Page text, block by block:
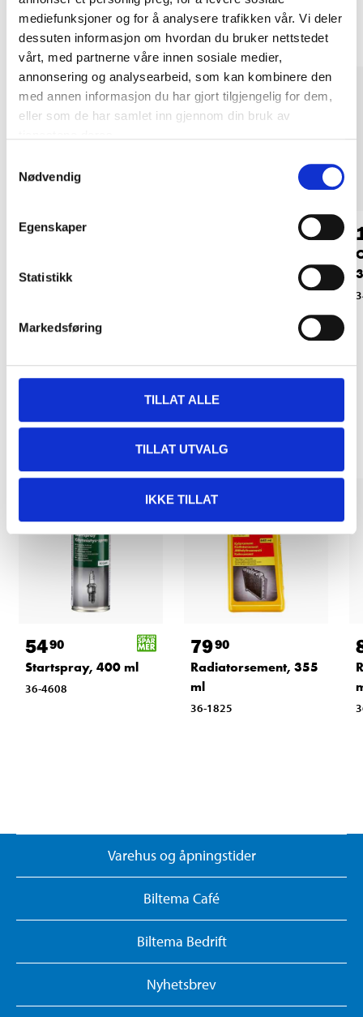
mediefunksjoner og for å analysere trafikken vår. Vi deler
dessuten informasjon om hvordan du bruker nettstedet
vårt, med partnerne våre innen sosiale medier,
annonsering og analysearbeid, som kan kombinere den
med annen informasjon du har gjort tilgjengelig for dem,
eller som de har samlet inn gjennom din bruk av
Nødvendig
Egenskaper
Statistikk
Markedsføring
TILLAT ALLE
TILLAT UTVALG
IKKE TILLAT
189,-
34-027
Relaterte produkter
5490
Startspray, 400 ml
36-4608
7990
Radiatorsement, 355
ml
36-1825
Varehus og åpningstider
Biltema Café
Biltema Bedrift
Nyhetsbrev